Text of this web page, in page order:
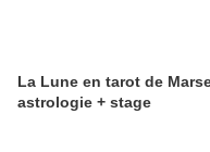
La Lune en tarot de
astrologie + stage